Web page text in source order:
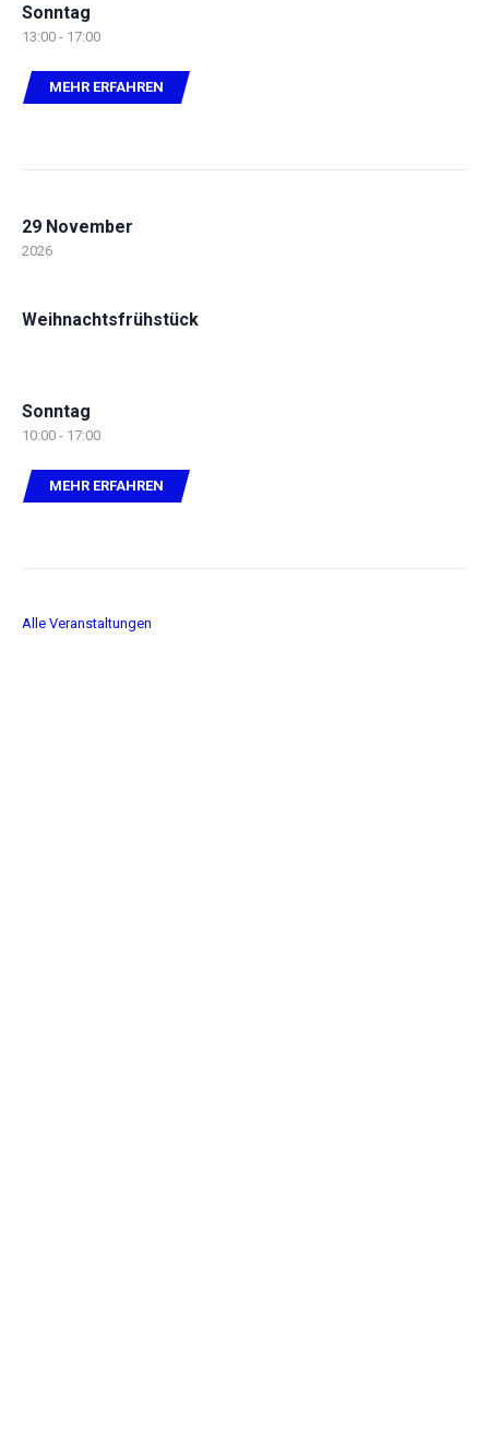
Sonntag
13:00 - 17:00
MEHR ERFAHREN
29 November
2026
Weihnachtsfrühstück
Sonntag
10:00 - 17:00
MEHR ERFAHREN
Alle Veranstaltungen